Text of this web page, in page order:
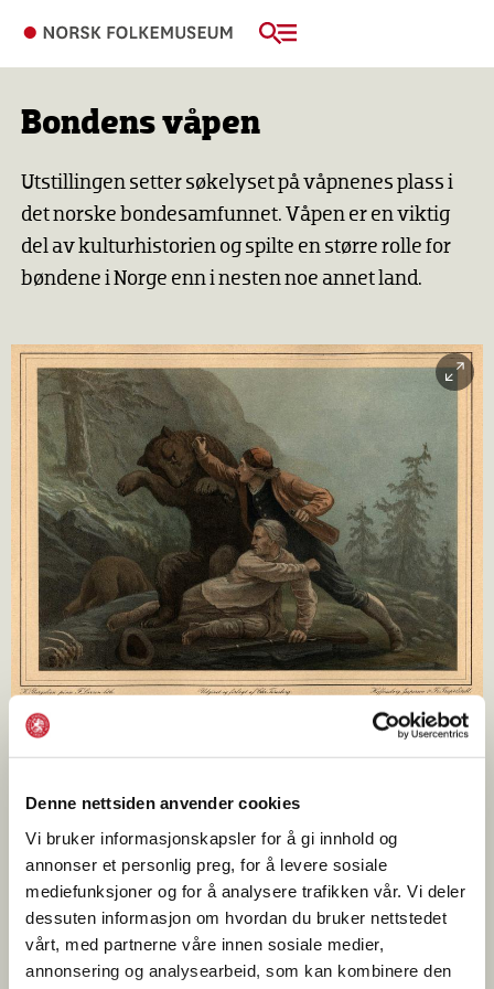
Denne nettsiden anvender cookies
Vi bruker informasjonskapsler for å gi innhold og
annonser et personlig preg, for å levere sosiale
mediefunksjoner og for å analysere trafikken vår. Vi deler
dessuten informasjon om hvordan du bruker nettstedet
vårt, med partnerne våre innen sosiale medier,
annonsering og analysearbeid, som kan kombinere den
Bondens våpen
Utstillingen setter søkelyset på våpnenes plass i
det norske bondesamfunnet. Våpen er en viktig
del av kulturhistorien og spilte en større rolle for
bøndene i Norge enn i nesten noe annet land.
Knud Bergslien: Bjørnejægerne. Fargelitografi fra ca. 1860,
Norsk Folkemuseum har en stor samling på ca. 1000 våpen
og krutthorn. Samlingen omfatter både militære og sivile
gjenstander fra 1500- til 1900-tallet, med tyngdepunkt i
perioden ca. 1600–1850.